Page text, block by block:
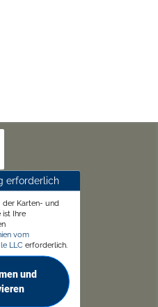
erforderlich
der Karten- und
ist Ihre
vom
LLC erforderlich.
und